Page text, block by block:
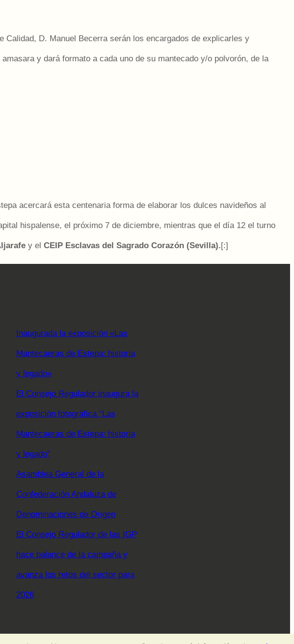
Calidad, D. Manuel Becerra serán los encargados de explicarles y
y dará formato a cada uno de su mantecado y/o polvorón, de la
acercará esta centenaria forma de elaborar los dulces navideños al
hispalense, el próximo 7 de diciembre, mientras que el día 12 el turno
y el CEIP Esclavas del Sagrado Corazón (Sevilla).[:]
Inaugurada la exposición «Las
Mantecaeras de Estepa: historia
y legado»
El Consejo Regulador inaugura la
exposición fotográfica “Las
Mantecaeras de Estepa: historia
y legado”
Asamblea General de la
Confederación Andaluza de
Denominaciones de Origen
El Consejo Regulador de las IGP
hace balance de la campaña y
avanza los retos del sector para
2026